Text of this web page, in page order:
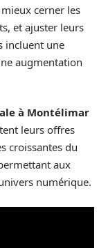
cerner les
et ajuster leurs
incluent une
augmentation
à Montélimar
leurs offres
croissantes du
aux
numérique.